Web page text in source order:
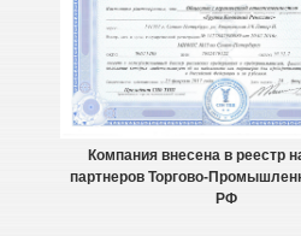
Компания внесена в реестр
партнеров Торгово-
РФ